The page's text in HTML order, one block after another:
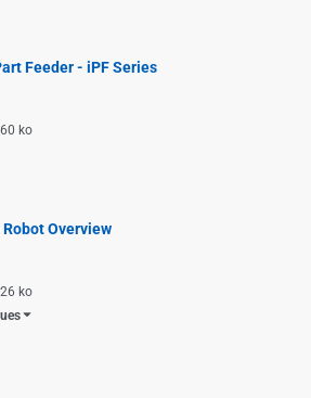
Feeder - iPF Series
ko
Overview
ko